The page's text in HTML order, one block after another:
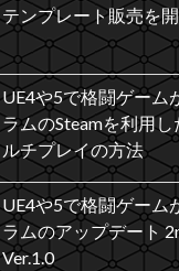
テンプレート販売を
UE4や5で格闘ゲーム
ラムのSteamを利用
ルチプレイの方法
UE4や5で格闘ゲーム
ラムのアップデート
Ver.1.0